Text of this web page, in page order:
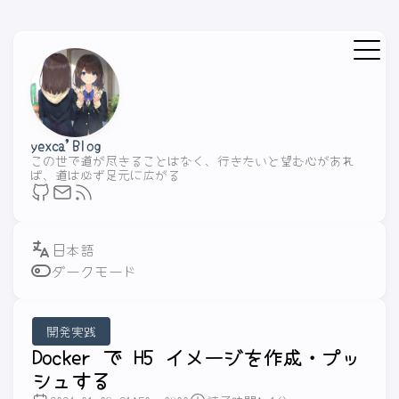
yexca'Blog
この世で道が尽きることはなく、行きたいと望む心があれ
ば、道は必ず足元に広がる
ダークモード
開発実践
Docker で H5 イメージを作成・プッ
シュする